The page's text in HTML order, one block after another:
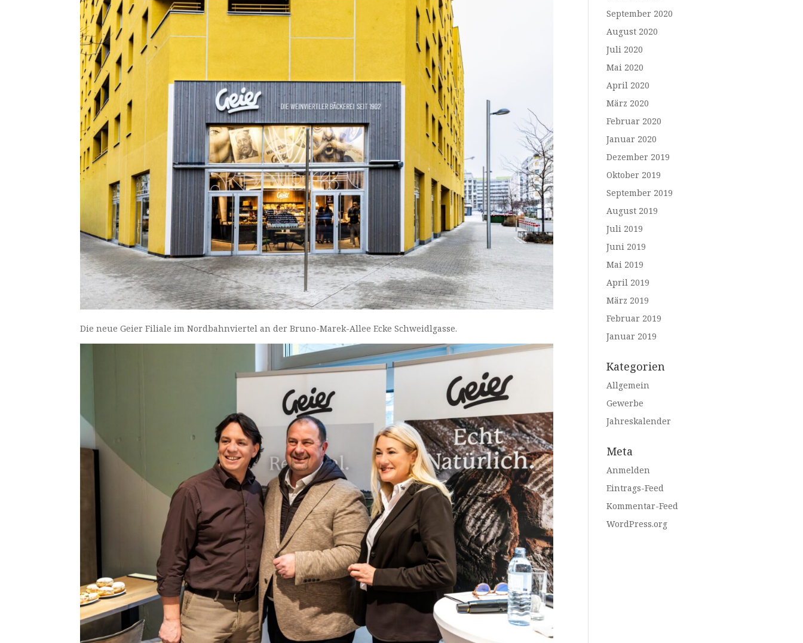
Die neue Geier Filiale im Nordbahnviertel an der Bruno-Marek-Allee Ecke Schweidlgasse.
September 2020
August 2020
Juli 2020
Mai 2020
April 2020
März 2020
Februar 2020
Januar 2020
Dezember 2019
Oktober 2019
September 2019
August 2019
Juli 2019
Juni 2019
Mai 2019
April 2019
März 2019
Februar 2019
Januar 2019
Kategorien
Allgemein
Gewerbe
Jahreskalender
Meta
Anmelden
Eintrags-Feed
Kommentar-Feed
WordPress.org